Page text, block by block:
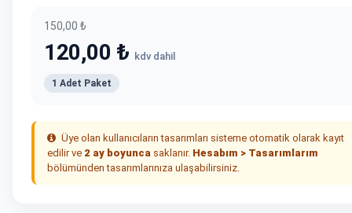
150,00 ₺
120,00 ₺ kdv dahil
1 Adet Paket
Üye olan kullanıcıların tasarımları sisteme otomatik olarak kayıt
edilir ve 2 ay boyunca saklanır. Hesabım > Tasarımlarım
bölümünden tasarımlarınıza ulaşabilirsiniz.